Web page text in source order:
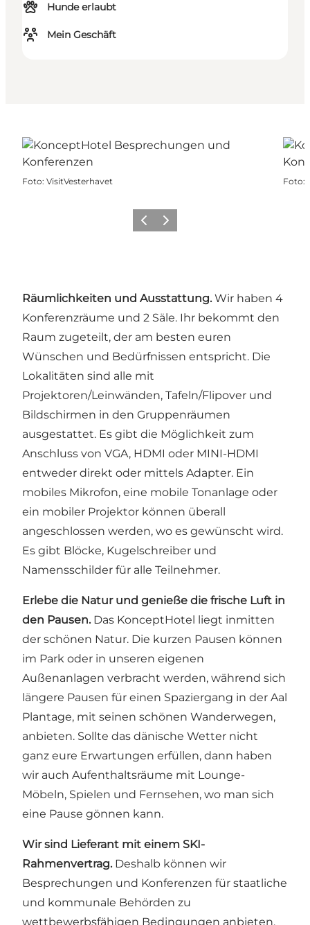
Hunde erlaubt
Mein Geschäft
Foto: VisitVesterhavet Foto:
ZurückWeiter
Räumlichkeiten und Ausstattung. Wir haben 4
Konferenzräume und 2 Säle. Ihr bekommt den
Raum zugeteilt, der am besten euren
Wünschen und Bedürfnissen entspricht. Die
Lokalitäten sind alle mit
Projektoren/Leinwänden, Tafeln/Flipover und
Bildschirmen in den Gruppenräumen
ausgestattet. Es gibt die Möglichkeit zum
Anschluss von VGA, HDMI oder MINI-HDMI
entweder direkt oder mittels Adapter. Ein
mobiles Mikrofon, eine mobile Tonanlage oder
ein mobiler Projektor können überall
angeschlossen werden, wo es gewünscht wird.
Es gibt Blöcke, Kugelschreiber und
Namensschilder für alle Teilnehmer.
Erlebe die Natur und genieße die frische Luft in
den Pausen. Das KonceptHotel liegt inmitten
der schönen Natur. Die kurzen Pausen können
im Park oder in unseren eigenen
Außenanlagen verbracht werden, während sich
längere Pausen für einen Spaziergang in der Aal
Plantage, mit seinen schönen Wanderwegen,
anbieten. Sollte das dänische Wetter nicht
ganz eure Erwartungen erfüllen, dann haben
wir auch Aufenthaltsräume mit Lounge-
Möbeln, Spielen und Fernsehen, wo man sich
eine Pause gönnen kann.
Wir sind Lieferant mit einem SKI-
Rahmenvertrag. Deshalb können wir
Besprechungen und Konferenzen für staatliche
und kommunale Behörden zu
wettbewerbsfähigen Bedingungen anbieten.